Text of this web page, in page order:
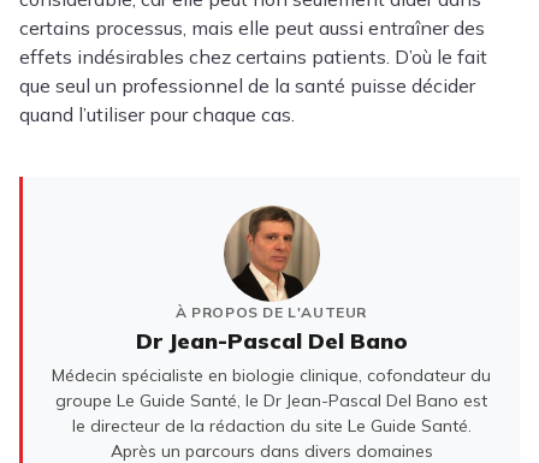
certains processus, mais elle peut aussi entraîner des
effets indésirables chez certains patients. D’où le fait
que seul un professionnel de la santé puisse décider
quand l’utiliser pour chaque cas.
À PROPOS DE L'AUTEUR
Dr Jean-Pascal Del Bano
Médecin spécialiste en biologie clinique, cofondateur du
groupe Le Guide Santé, le Dr Jean-Pascal Del Bano est
le directeur de la rédaction du site Le Guide Santé.
Après un parcours dans divers domaines